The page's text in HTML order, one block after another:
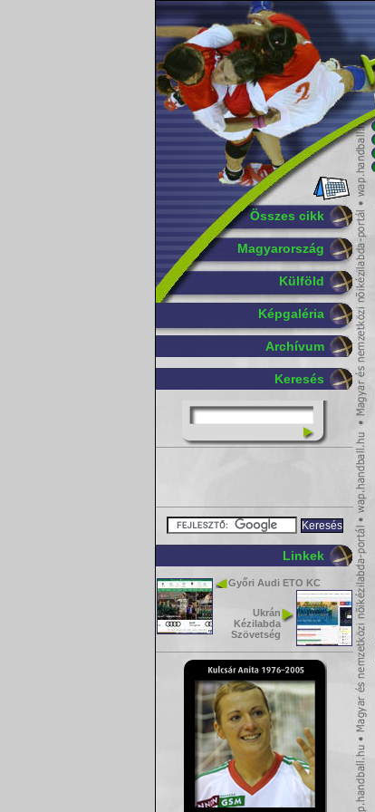
Összes cikk
Magyarország
Külföld
Képgaléria
Archívum
Keresés
Linkek
Győri Audi ETO KC
Ukrán
Kézilabda
Szövetség